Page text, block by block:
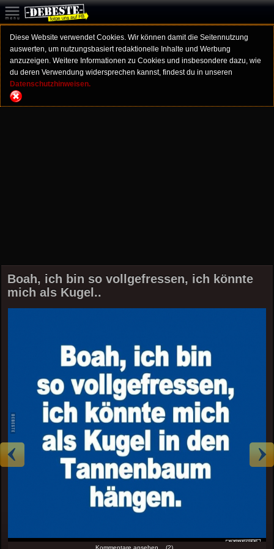
Diese Website verwendet Cookies. Wir können damit die Seitennutzung
auswerten, um nutzungsbasiert redaktionelle Inhalte und Werbung
anzuzeigen. Weitere Informationen zu Cookies und insbesondere dazu, wie
du deren Verwendung widersprechen kannst, findest du in unseren
Datenschutzhinweisen.
Boah, ich bin so vollgefressen, ich könnte
mich als Kugel..
Kommentare ansehen... (2)